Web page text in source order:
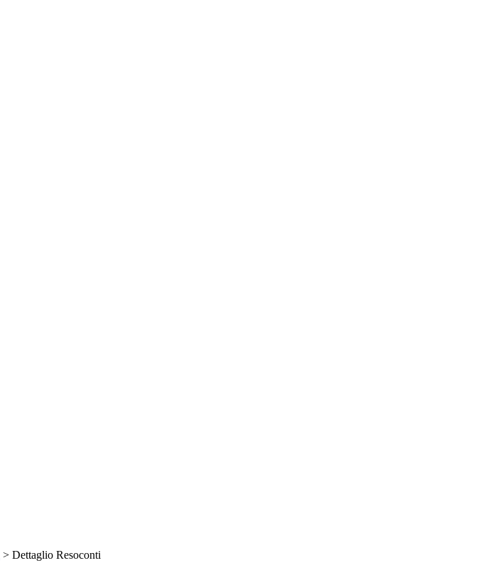
> Dettaglio Resoconti